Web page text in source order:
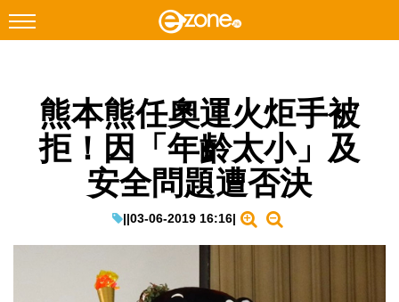
Facebook Instagram
科技焦點
教學評測
熊本熊任奧運火炬手被
拒！因「年齡太小」及
安全問題遭否決
||03-06-2019 16:16|